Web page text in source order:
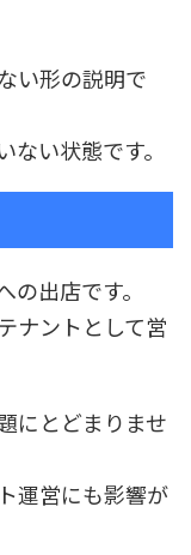
い形の説明で
い状態です。
出店です。
ナントとして営
にとどまりませ
運営にも影響が